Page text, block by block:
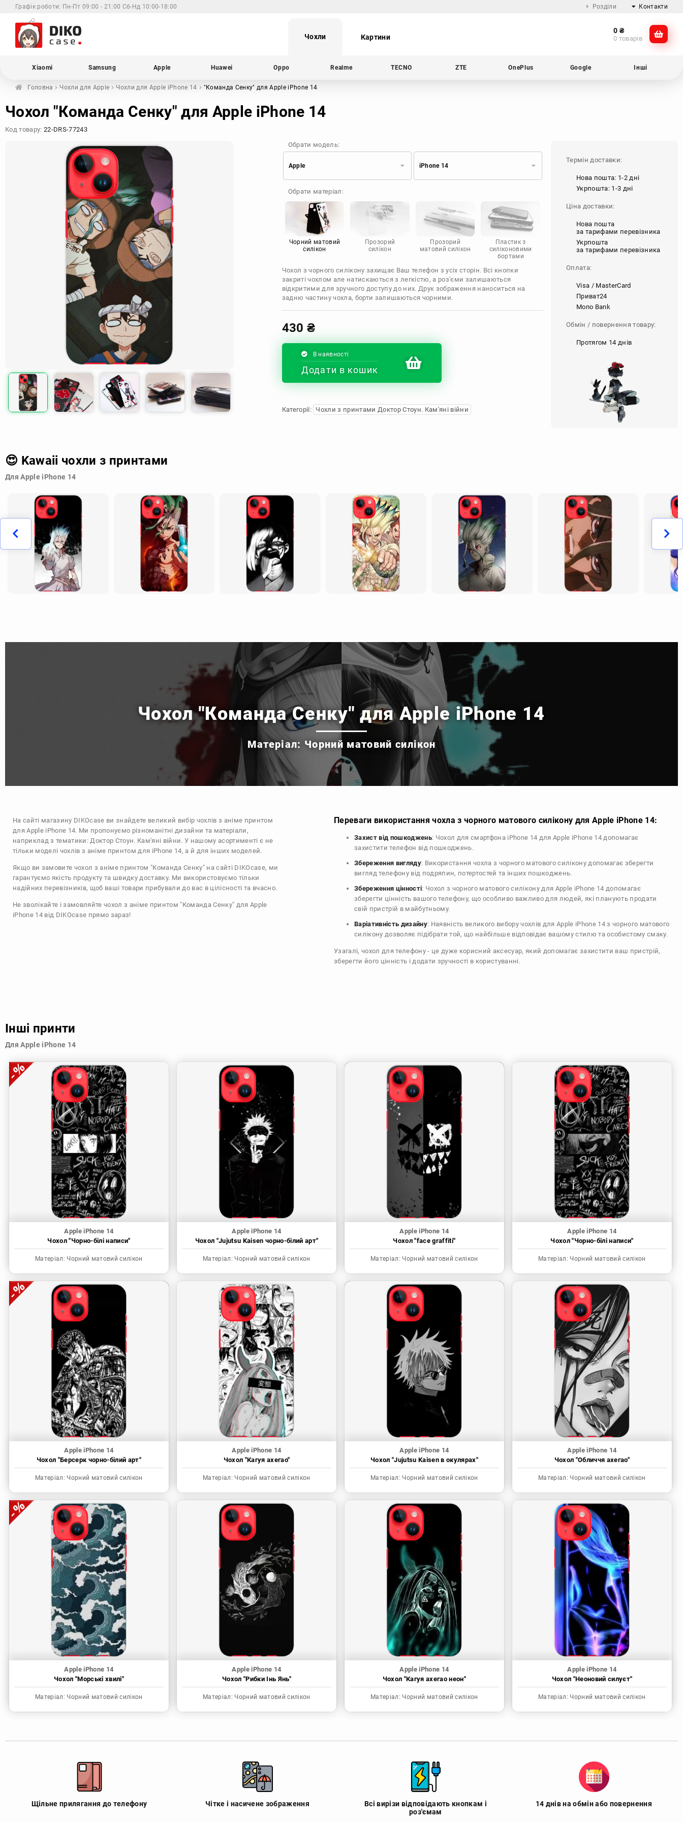
Графік роботи: Пн-Пт 09:00 - 21:00 Сб-Нд 10:00-18:00 Розділи Контакти
@dikocase
Чохли Картини
0 ₴
0 товарів
Xiaomi Samsung Apple Huawei Oppo Realme TECNO ZTE OnePlus Google Інші
Головна Чохли для Apple Чохли для Apple iPhone 14 "Команда Сенку" для Apple iPhone 14
Чохол "Команда Сенку" для Apple iPhone 14
Код товару: 22-DRS-77243
Обрати модель:
Apple
Samsung
Apple
Oppo
Realme
OnePlus
Google
Doogee
Motorola
iPhone 14
Обрати матеріал:
Чорний матовий
силікон
Прозорий
силікон
Прозорий
матовий силікон
Пластик з
силіконовими
бортами
Чохол з чорного силікону захищає Ваш телефон з усіх сторін. Всі кнопки
закриті чохлом але натискаються з легкістю, а роз'єми залишаються
відкритими для зручного доступу до них. Друк зображення наноситься на
задню частину чохла, борти залишаються чорними.
430 ₴
В наявності
Додати в кошик
Категорії: Чохли з принтами Доктор Стоун. Кам'яні війни
Термін доставки:
Нова пошта: 1-2 дні
Укрпошта: 1-3 дні
Ціна доставки:
Нова пошта
за тарифами перевізника
Укрпошта
за тарифами перевізника
Оплата:
Visa / MasterCard
Приват24
Mono Bank
Обмін / повернення товару:
Протягом 14 днів
😍 Kawaii чохли з принтами
Для Apple iPhone 14
Чохол "Команда Сенку" для Apple iPhone 14
Матеріал: Чорний матовий силікон
На сайті магазину DIKOcase ви знайдете великий вибір чохлів з аніме принтом
для Apple iPhone 14. Ми пропонуємо різноманітні дизайни та матеріали,
наприклад з тематики:Доктор Стоун. Кам'яні війни. У нашому асортименті є не
тільки моделі чохлів з аніме принтом для iPhone 14, а й для інших моделей.
Якщо ви замовите чохол з аніме принтом "Команда Сенку" на сайті DIKOcase, ми
гарантуємо якість продукту та швидку доставку. Ми використовуємо тільки
надійних перевізників, щоб ваші товари прибували до вас в цілісності та вчасно.
Не зволікайте і замовляйте чохол з аніме принтом "Команда Сенку" для Apple
iPhone 14 від DIKOcase прямо зараз!
Переваги використання чохла з чорного матового силікону для Apple iPhone 14:
Захист від пошкоджень: Чохол для смартфона iPhone 14 для Apple iPhone 14 допомагає
захистити телефон від пошкоджень.
Збереження вигляду: Використання чохла з чорного матового силікону допомагає зберегти
вигляд телефону від подряпин, потертостей та інших пошкоджень.
Збереження цінності: Чохол з чорного матового силікону для Apple iPhone 14 допомагає
зберегти цінність вашого телефону, що особливо важливо для людей, які планують продати
свій пристрій в майбутньому.
Варіативність дизайну: Наявність великого вибору чохлів для Apple iPhone 14 з чорного матового
силікону дозволяє підібрати той, що найбільше відповідає вашому стилю та особистому смаку.
Узагалі, чохол для телефону - це дуже корисний аксесуар, який допомагає захистити ваш пристрій,
зберегти його цінність і додати зручності в користуванні.
Інші принти
Для Apple iPhone 14
Apple iPhone 14
Чохол "Чорно-білі написи"
Матеріал: Чорний матовий силікон
Apple iPhone 14
Чохол "Jujutsu Kaisen чорно-білий арт"
Матеріал: Чорний матовий силікон
Apple iPhone 14
Чохол "face graffiti"
Матеріал: Чорний матовий силікон
Apple iPhone 14
Чохол "Чорно-білі написи"
Матеріал: Чорний матовий силікон
Apple iPhone 14
Чохол "Берсерк чорно-білий арт"
Матеріал: Чорний матовий силікон
Apple iPhone 14
Чохол "Кагуя ахегао"
Матеріал: Чорний матовий силікон
Apple iPhone 14
Чохол "Jujutsu Kaisen в окулярах"
Матеріал: Чорний матовий силікон
Apple iPhone 14
Чохол "Обличчя ахегао"
Матеріал: Чорний матовий силікон
Apple iPhone 14
Чохол "Морські хвилі"
Матеріал: Чорний матовий силікон
Apple iPhone 14
Чохол "Рибки Інь Янь"
Матеріал: Чорний матовий силікон
Apple iPhone 14
Чохол "Кагуя ахегао неон"
Матеріал: Чорний матовий силікон
Apple iPhone 14
Чохол "Неоновий силуєт"
Матеріал: Чорний матовий силікон
Щільне прилягання до телефону Чітке і насичене зображення
Всі вирізи відповідають кнопкам і
роз'ємам
14 днів на обмін або повернення